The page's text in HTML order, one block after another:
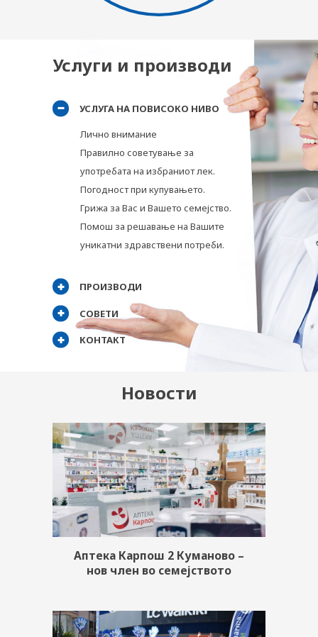
Услуги и производи
УСЛУГА НА ПОВИСОКО НИВО
Лично внимание
Правилно советување за
употребата на избраниот лек.
Погодност при купувањето.
Грижа за Вас и Вашето семејство.
Помош за решавање на Вашите
уникатни здравствени потреби.
ПРОИЗВОДИ
СОВЕТИ
КОНТАКТ
Новости
Aптека Карпош 2 Куманово –
нов член во семејството